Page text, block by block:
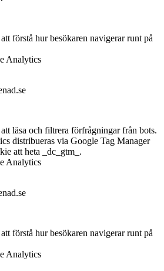
förstå hur besökaren navigerar runt på
Analytics
läsa och filtrera förfrågningar från bots.
distribueras via Google Tag Manager
att heta _dc_gtm_.
Analytics
förstå hur besökaren navigerar runt på
Analytics